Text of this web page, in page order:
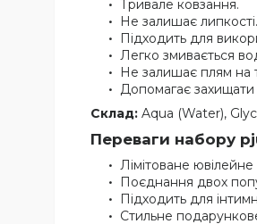
Тривале ковзання.
Не залишає липкості.
Підходить для
Легко змивається
Не залишає плям на
Допомагає захищати
Склад: Aqua (Water),
Переваги набору
Лімітоване
Поєднання двох
Підходить для
Стильне